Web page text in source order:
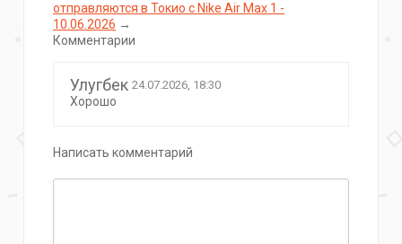
отправляются в Токио с Nike Air Max 1 -
10.06.2026 →
Комментарии
Улугбек 24.07.2026, 18:30
Хорошо
Написать комментарий